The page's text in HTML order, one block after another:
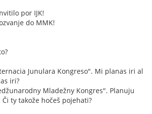
por IJK!
do MMK!
Junulara Kongreso". Mi planas iri al
iri?
Mladežny Kongres". Planuju
ty takože hočeš pojehati?